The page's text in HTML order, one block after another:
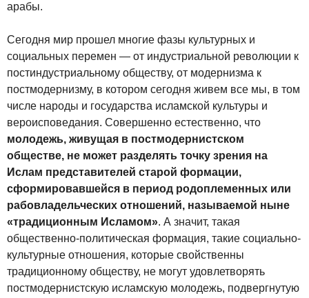
арабы.
Сегодня мир прошел многие фазы культурных и
социальных перемен — от индустриальной революции к
постиндустриальному обществу, от модернизма к
постмодернизму, в котором сегодня живем все мы, в том
числе народы и государства исламской культуры и
вероисповедания. Совершенно естественно, что
молодежь, живущая в постмодернистском
обществе, не может разделять точку зрения на
Ислам представителей старой формации,
сформировавшейся в период родоплеменных или
рабовладельческих отношений, называемой ныне
«традиционным Исламом». А значит, такая
общественно-политическая формация, такие социально-
культурные отношения, которые свойственны
традиционному обществу, не могут удовлетворять
постмодернистскую исламскую молодежь, подвергнутую